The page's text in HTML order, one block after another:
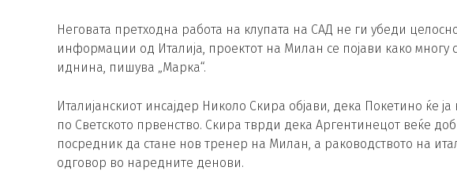
Неговата претходна работа на клупата на САД не ги убеди
информации од Италија, проектот на Милан се појави како многу
иднина, пишува „Марка“.
Италијанскиот инсајдер Николо Скира објави, дека Покетино ќе
по Светското првенство. Скира тврди дека Аргентинецот веќе
посредник да стане нов тренер на Милан, а раководството на
одговор во наредните денови.